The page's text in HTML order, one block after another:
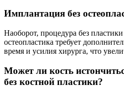
Имплантация без
Наоборот, процедура без
остеопластика требует
время и усилия хирурга, что
Может ли кость
без костной пластики?